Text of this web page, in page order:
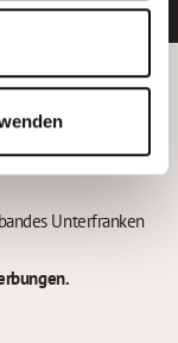
Unterfranken